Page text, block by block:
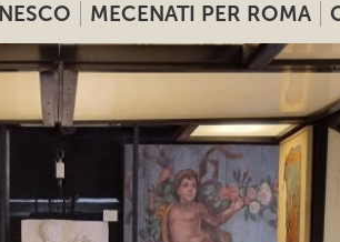
MECENATI PER ROMA